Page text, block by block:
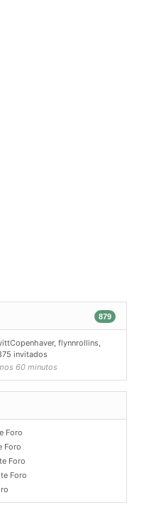
879
, flynnrollins,
invitados
60 minutos
Foro
Foro
Foro
Foro